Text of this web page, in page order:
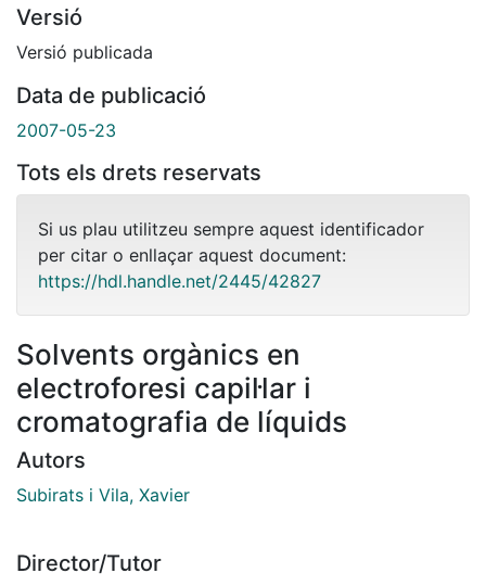
Versió
Versió publicada
Data de publicació
2007-05-23
Tots els drets reservats
Si us plau utilitzeu sempre aquest identificador
per citar o enllaçar aquest document:
https://hdl.handle.net/2445/42827
Solvents orgànics en
electroforesi capil·lar i
cromatografia de líquids
Autors
Subirats i Vila, Xavier
Director/Tutor